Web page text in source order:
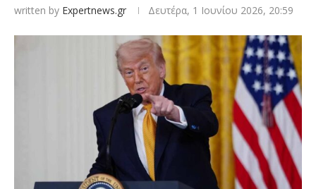
written by Expertnews.gr Δευτέρα, 1 Ιουνίου 2026, 20:59